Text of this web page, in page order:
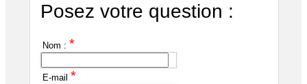
Posez votre question :
Nom : *
E-mail *